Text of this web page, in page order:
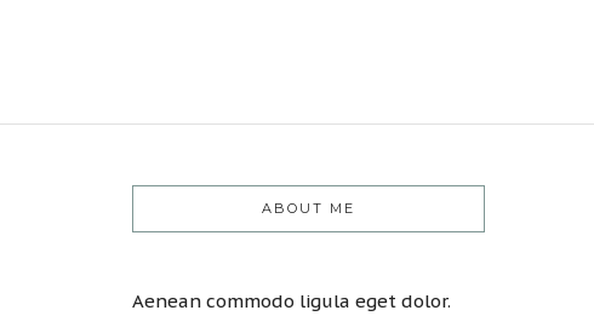
ABOUT ME
Aenean commodo ligula eget dolor.